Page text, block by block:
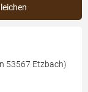
53567 Etzbach)